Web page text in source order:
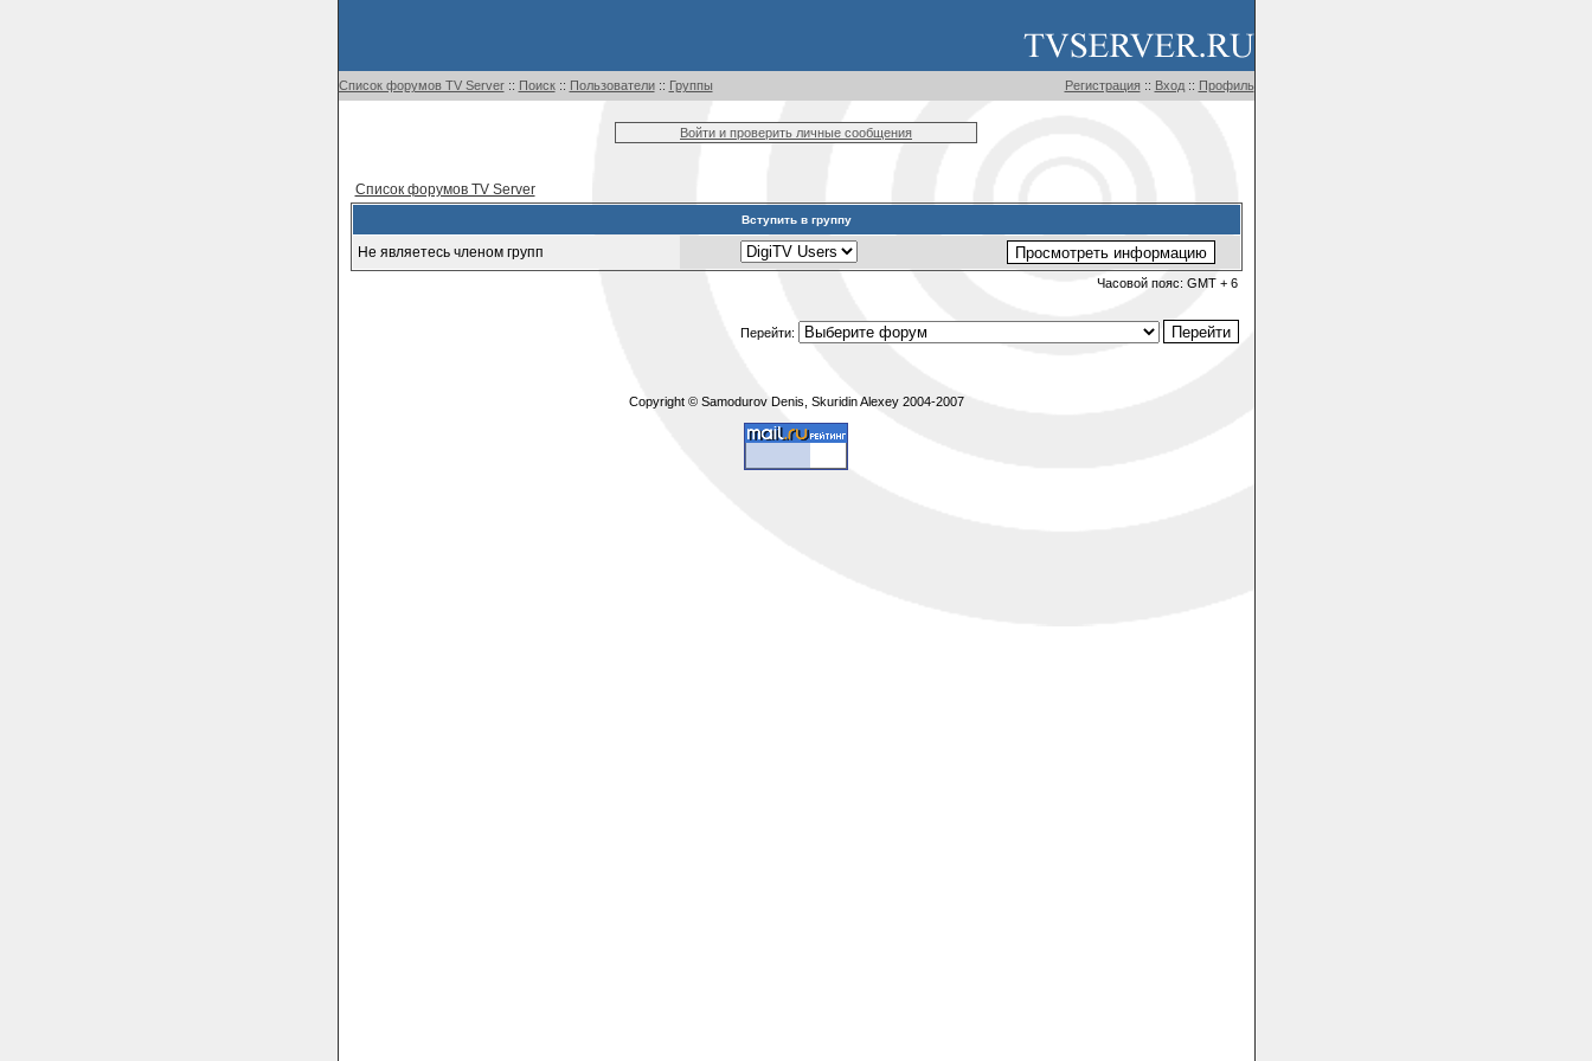
Список форумов TV Server:: Поиск:: Пользователи:: Группы Регистрация :: Вход:: Профиль
Войти и проверить личные сообщения
Список форумов TV Server
Вступить в группу
Не являетесь членом групп
Часовой пояс: GMT + 6
Перейти:
Copyright © Samodurov Denis, Skuridin Alexey 2004-2007